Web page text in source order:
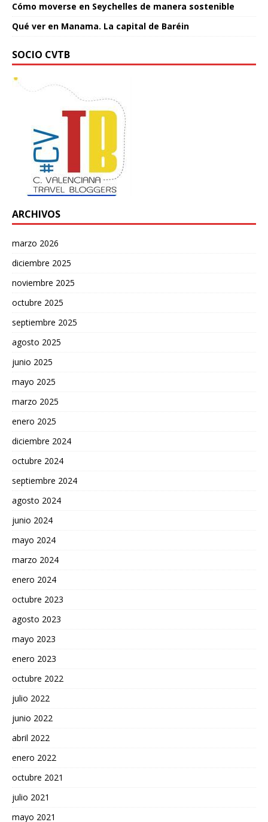
Cómo moverse en Seychelles de manera sostenible
Qué ver en Manama. La capital de Baréin
SOCIO CVTB
ARCHIVOS
marzo 2026
diciembre 2025
noviembre 2025
octubre 2025
septiembre 2025
agosto 2025
junio 2025
mayo 2025
marzo 2025
enero 2025
diciembre 2024
octubre 2024
septiembre 2024
agosto 2024
junio 2024
mayo 2024
marzo 2024
enero 2024
octubre 2023
agosto 2023
mayo 2023
enero 2023
octubre 2022
julio 2022
junio 2022
abril 2022
enero 2022
octubre 2021
julio 2021
mayo 2021